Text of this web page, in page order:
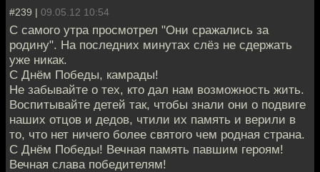
#239 | 09.05.12 10:54
С самого утра просмотрел "Они сражались за
родину". На последних минутах слёз не сдержать
уже никак.
С Днём Победы, камрады!
Не забывайте о тех, кто дал нам возможность жить.
Воспитывайте детей так, чтобы знали они о подвиге
наших отцов и дедов, чтили их память и верили в
то, что нет ничего более святого чем родная страна.
С Днём Победы! Вечная память павшим героям!
Вечная слава победителям!